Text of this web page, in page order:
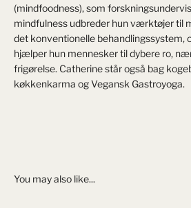
(mindfoodness), som
mindfulness udbreder hun værktøjer til
det konventionelle behandlingssystem,
hjælper hun mennesker til dybere ro,
frigørelse. Catherine står også bag
køkkenkarma og Vegansk Gastroyoga.